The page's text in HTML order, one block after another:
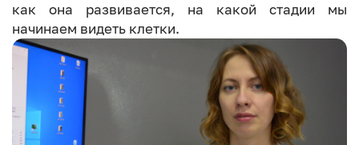
как она развивается, на какой стадии мы
начинаем видеть клетки.